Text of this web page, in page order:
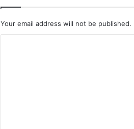
Your email address will not be published.